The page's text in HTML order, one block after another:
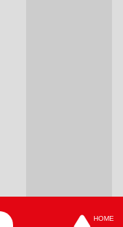
HOME